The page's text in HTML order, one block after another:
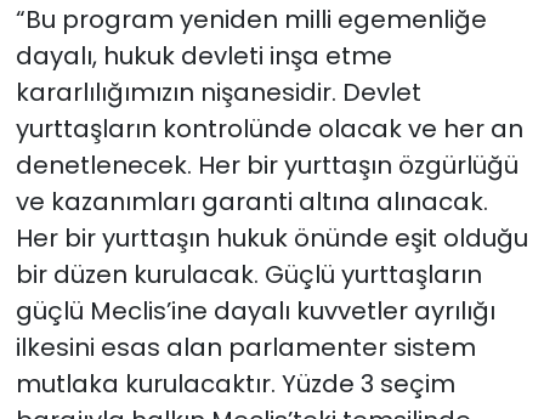
“Bu program yeniden milli egemenliğe
dayalı, hukuk devleti inşa etme
kararlılığımızın nişanesidir. Devlet
yurttaşların kontrolünde olacak ve her an
denetlenecek. Her bir yurttaşın özgürlüğü
ve kazanımları garanti altına alınacak.
Her bir yurttaşın hukuk önünde eşit olduğu
bir düzen kurulacak. Güçlü yurttaşların
güçlü Meclis’ine dayalı kuvvetler ayrılığı
ilkesini esas alan parlamenter sistem
mutlaka kurulacaktır. Yüzde 3 seçim